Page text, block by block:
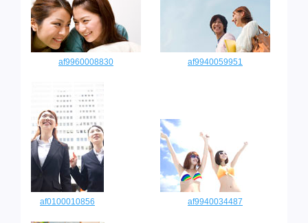
af9960008830 af9940059951
af0100010856 af9940034487